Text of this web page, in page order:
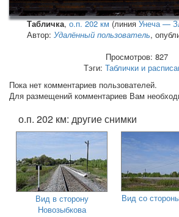
Табличка,о.п. 202 км (линияУнеча —
Автор: Удалённый пользователь,
Просмотров: 827
Тэги: Таблички и
Пока нет комментариев пользователей.
Для размещений комментариев Вам
о.п. 202 км: другие снимки
Вид в сторону
Новозыбкова
Вид со